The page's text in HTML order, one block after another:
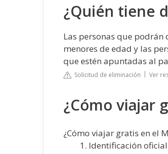
¿Quién tiene
Las personas que
menores de edad y las
que estén apuntadas al
Solicitud de eliminación Ver
¿Cómo viajar
¿Cómo viajar gratis en el
Identificación